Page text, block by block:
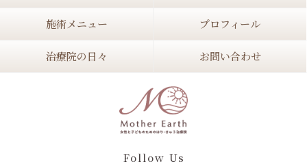
施術メニュー プロフィール
治療院の日々 お問い合わせ
Follow Us